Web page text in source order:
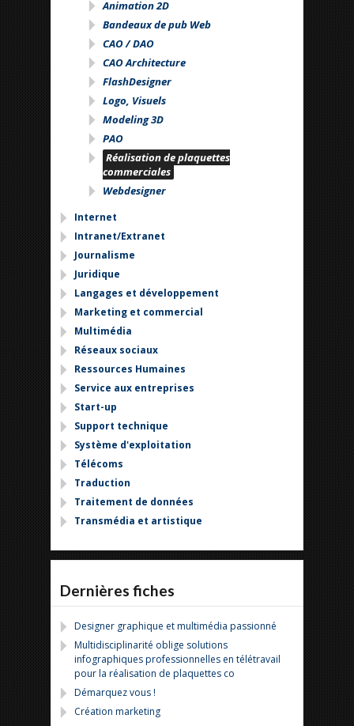
Animation 2D
Bandeaux de pub Web
CAO / DAO
CAO Architecture
FlashDesigner
Logo, Visuels
Modeling 3D
PAO
Réalisation de plaquettes
commerciales
Webdesigner
Internet
Intranet/Extranet
Journalisme
Juridique
Langages et développement
Marketing et commercial
Multimédia
Réseaux sociaux
Ressources Humaines
Service aux entreprises
Start-up
Support technique
Système d'exploitation
Télécoms
Traduction
Traitement de données
Transmédia et artistique
Dernières fiches
Designer graphique et multimédia passionné
Multidisciplinarité oblige solutions
infographiques professionnelles en télétravail
pour la réalisation de plaquettes co
Démarquez vous !
Création marketing